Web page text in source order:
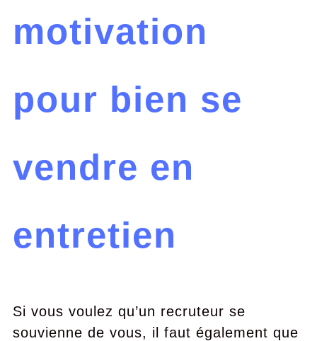
motivation
pour bien se
vendre en
entretien
Si vous voulez qu’un recruteur se
souvienne de vous, il faut également que